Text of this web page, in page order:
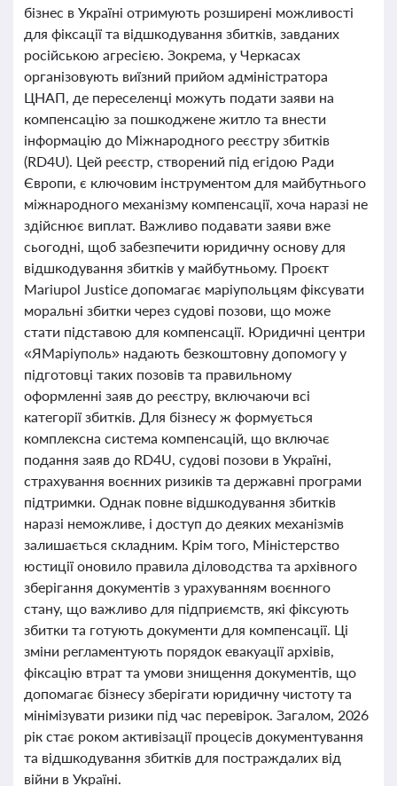
бізнес в Україні отримують розширені можливості
для фіксації та відшкодування збитків, завданих
російською агресією. Зокрема, у Черкасах
організовують виїзний прийом адміністратора
ЦНАП, де переселенці можуть подати заяви на
компенсацію за пошкоджене житло та внести
інформацію до Міжнародного реєстру збитків
(RD4U). Цей реєстр, створений під егідою Ради
Європи, є ключовим інструментом для майбутнього
міжнародного механізму компенсації, хоча наразі не
здійснює виплат. Важливо подавати заяви вже
сьогодні, щоб забезпечити юридичну основу для
відшкодування збитків у майбутньому. Проєкт
Mariupol Justice допомагає маріупольцям фіксувати
моральні збитки через судові позови, що може
стати підставою для компенсації. Юридичні центри
«ЯМаріуполь» надають безкоштовну допомогу у
підготовці таких позовів та правильному
оформленні заяв до реєстру, включаючи всі
категорії збитків. Для бізнесу ж формується
комплексна система компенсацій, що включає
подання заяв до RD4U, судові позови в Україні,
страхування воєнних ризиків та державні програми
підтримки. Однак повне відшкодування збитків
наразі неможливе, і доступ до деяких механізмів
залишається складним. Крім того, Міністерство
юстиції оновило правила діловодства та архівного
зберігання документів з урахуванням воєнного
стану, що важливо для підприємств, які фіксують
збитки та готують документи для компенсації. Ці
зміни регламентують порядок евакуації архівів,
фіксацію втрат та умови знищення документів, що
допомагає бізнесу зберігати юридичну чистоту та
мінімізувати ризики під час перевірок. Загалом, 2026
рік стає роком активізації процесів документування
та відшкодування збитків для постраждалих від
війни в Україні.